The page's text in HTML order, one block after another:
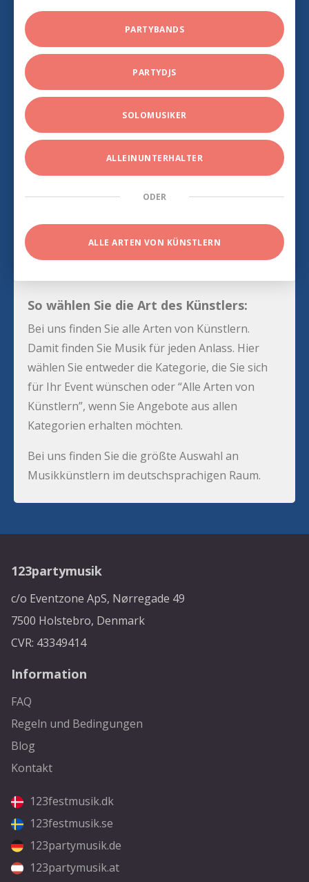
PARTYBANDS
PARTYDJS
SOLOMUSIKER
ALLEINUNTERHALTER
ODER
ALLE ARTEN VON KÜNSTLERN
So wählen Sie die Art des Künstlers:
Bei uns finden Sie alle Arten von Künstlern.
Damit finden Sie Musik für jeden Anlass. Hier
wählen Sie entweder die Kategorie, die Sie sich
für Ihr Event wünschen oder “Alle Arten von
Künstlern”, wenn Sie Angebote aus allen
Kategorien erhalten möchten.
Bei uns finden Sie die größte Auswahl an
Musikkünstlern im deutschsprachigen Raum.
123partymusik
c/o Eventzone ApS, Nørregade 49
7500 Holstebro, Denmark
CVR: 43349414
Information
FAQ
Regeln und Bedingungen
Blog
Kontakt
123festmusik.dk
123festmusik.se
123partymusik.de
123partymusik.at